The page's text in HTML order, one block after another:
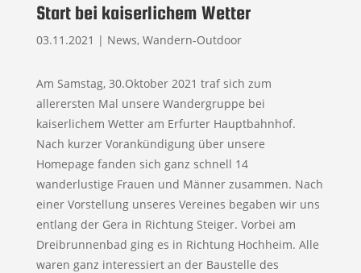
Start bei kaiserlichem Wetter
03.11.2021 | News, Wandern-Outdoor
Am Samstag, 30.Oktober 2021 traf sich zum
allerersten Mal unsere Wandergruppe bei
kaiserlichem Wetter am Erfurter Hauptbahnhof.
Nach kurzer Vorankündigung über unsere
Homepage fanden sich ganz schnell 14
wanderlustige Frauen und Männer zusammen. Nach
einer Vorstellung unseres Vereines begaben wir uns
entlang der Gera in Richtung Steiger. Vorbei am
Dreibrunnenbad ging es in Richtung Hochheim. Alle
waren ganz interessiert an der Baustelle des